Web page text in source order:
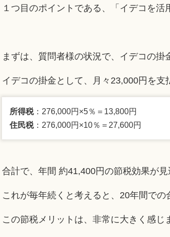
１つ目のポイントである、「イデコを活
まずは、質問者様の状況で、イデコの掛
イデコの掛金として、月々23,000円を支
所得税：276,000円×5％＝13,800円
住民税：276,000円×10％＝27,600円
合計で、年間 約41,400円の節税効果が見
これが毎年続くと考えると、20年間での
この節税メリットは、非常に大きく感じ